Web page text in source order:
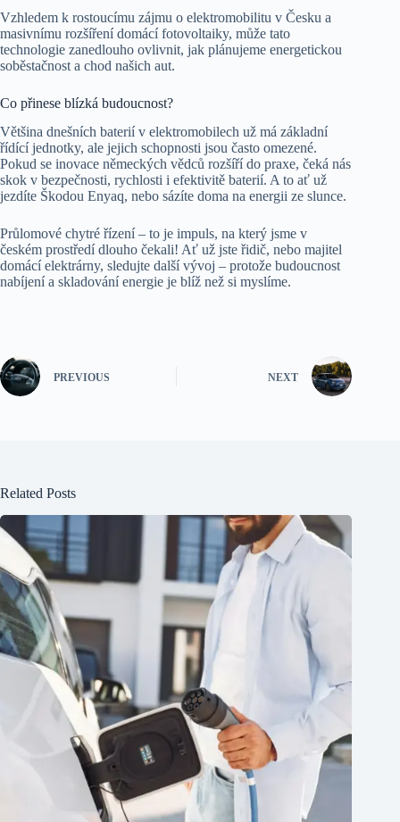
Vzhledem k rostoucímu zájmu o elektromobilitu v Česku a
masivnímu rozšíření domácí fotovoltaiky, může tato
technologie zanedlouho ovlivnit, jak plánujeme energetickou
soběstačnost a chod našich aut.
Co přinese blízká budoucnost?
Většina dnešních baterií v elektromobilech už má základní
řídící jednotky, ale jejich schopnosti jsou často omezené.
Pokud se inovace německých vědců rozšíří do praxe, čeká nás
skok v bezpečnosti, rychlosti i efektivitě baterií. A to ať už
jezdíte Škodou Enyaq, nebo sázíte doma na energii ze slunce.
Průlomové chytré řízení – to je impuls, na který jsme v
českém prostředí dlouho čekali! Ať už jste řidič, nebo majitel
domácí elektrárny, sledujte další vývoj – protože budoucnost
nabíjení a skladování energie je blíž než si myslíme.
PREVIOUS NEXT
Related Posts